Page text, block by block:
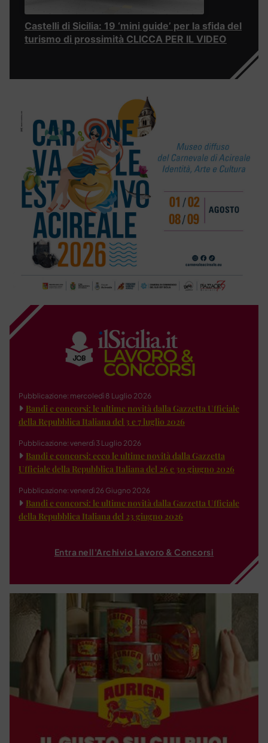
Castelli di Sicilia: 19 ‘mini guide’ per la sfida del
turismo di prossimità CLICCA PER IL VIDEO
Pubblicazione: mercoledì 8 Luglio 2026
Bandi e concorsi: le ultime novità dalla Gazzetta Ufficiale
della Repubblica Italiana del 3 e 7 luglio 2026
Pubblicazione: venerdì 3 Luglio 2026
Bandi e concorsi: ecco le ultime novità dalla Gazzetta
Ufficiale della Repubblica Italiana del 26 e 30 giugno 2026
Pubblicazione: venerdì 26 Giugno 2026
Bandi e concorsi: le ultime novità dalla Gazzetta Ufficiale
della Repubblica Italiana del 23 giugno 2026
Entra nell'Archivio Lavoro & Concorsi